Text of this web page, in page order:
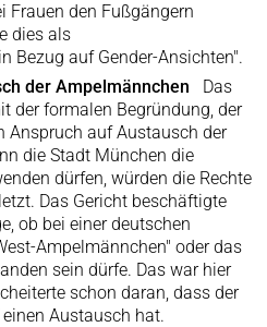
Frauen den Fußgängern
dies als
Bezug auf Gender-Ansichten".
der Ampelmännchen
Das
der formalen Begründung, der
Anspruch auf Austausch der
die Stadt München die
dürfen, würden die Rechte
Das Gericht beschäftigte
ob bei einer deutschen
Ampelmännchen" oder das
sein dürfe. Das war hier
schon daran, dass der
Austausch hat.